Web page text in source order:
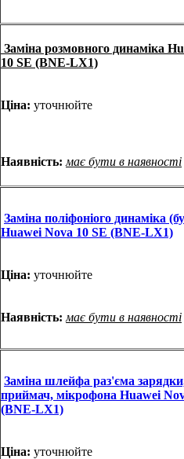
Заміна розмовного динаміка
10 SE (BNE-LX1)
Ціна: уточнюйте
Наявність: має бути в наявності
Заміна поліфоніого динаміка
Huawei Nova 10 SE (BNE-LX1)
Ціна: уточнюйте
Наявність: має бути в наявності
Заміна шлейфа раз'єма
приймач, мікрофона Huawei
(BNE-LX1)
Ціна: уточнюйте